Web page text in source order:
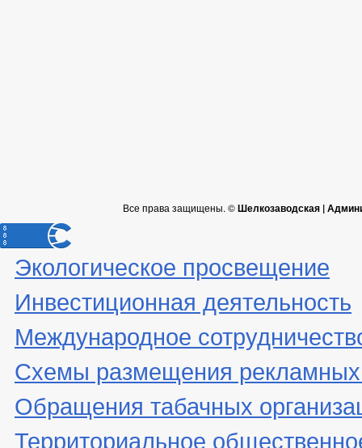
Все права защищены. ©Шелкозаводская |
Экологическое просвещение
Инвестиционная деятельность
Международное
Схемы размещения рекламных
Обращения табачных
Территориальное